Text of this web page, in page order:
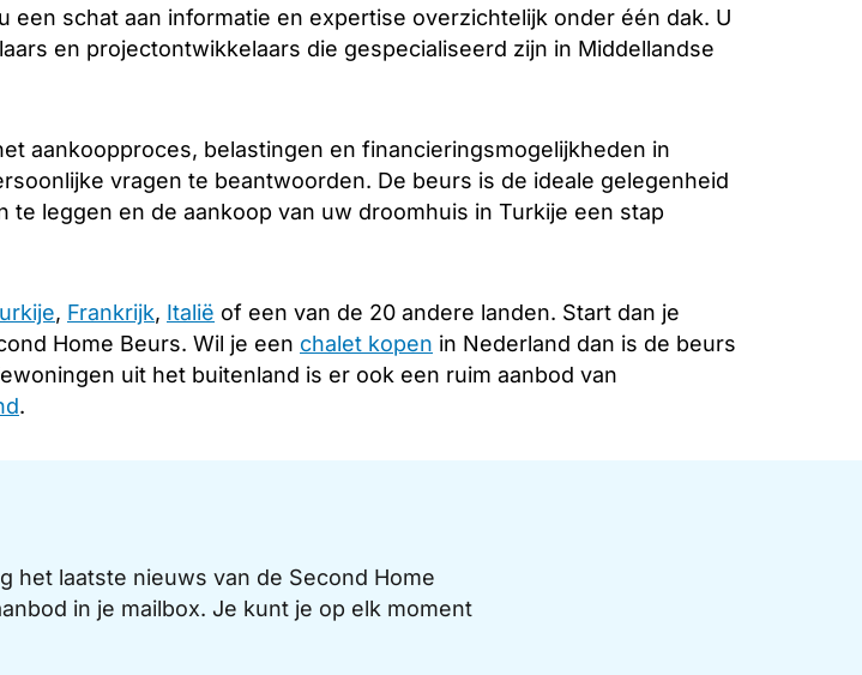
een schat aan informatie en expertise overzichtelijk onder één dak. U
en projectontwikkelaars die gespecialiseerd zijn in Middellandse
aankoopproces, belastingen en financieringsmogelijkheden in
vragen te beantwoorden. De beurs is de ideale gelegenheid
leggen en de aankoop van uw droomhuis in Turkije een stap
, Frankrijk, Italië of een van de 20 andere landen. Start dan je
Home Beurs. Wil je een chalet kopen in Nederland dan is de beurs
uit het buitenland is er ook een ruim aanbod van
.
het laatste nieuws van de Second Home
in je mailbox. Je kunt je op elk moment